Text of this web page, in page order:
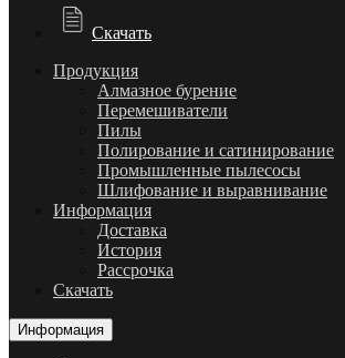
Скачать
Продукция
Алмазное бурение
Перемешиватели
Пилы
Полирование и сатинирование
Промышленные пылесосы
Шлифование и выравнивание
Информация
Доставка
История
Рассрочка
Скачать
Информация